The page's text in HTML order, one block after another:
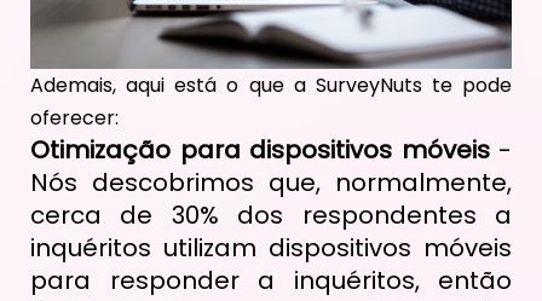
Ademais, aqui está o que a SurveyNuts te pode
oferecer:
Otimização para dispositivos móveis -
Nós descobrimos que, normalmente,
cerca de 30% dos respondentes a
inquéritos utilizam dispositivos móveis
para responder a inquéritos, então